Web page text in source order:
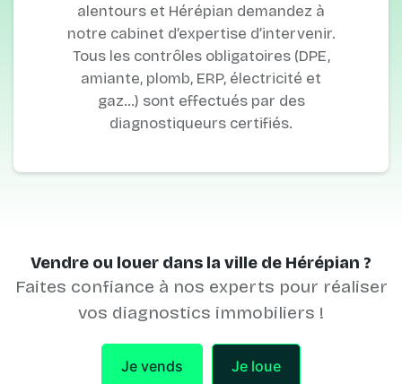
alentours et Hérépian demandez à
notre cabinet d’expertise d’intervenir.
Tous les contrôles obligatoires (DPE,
amiante, plomb, ERP, électricité et
gaz…) sont effectués par des
diagnostiqueurs certifiés.
Vendre ou louer dans la ville de Hérépian ?
Faites confiance à nos experts pour réaliser
vos diagnostics immobiliers !
Je vends Je loue